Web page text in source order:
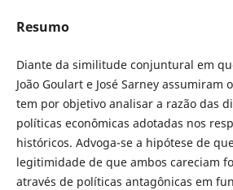
Resumo
Diante da similitude conjuntural em
João Goulart e José Sarney
tem por objetivo analisar a razão das
políticas econômicas adotadas nos
históricos. Advoga-se a hipótese de
legitimidade de que ambos careciam
através de políticas antagônicas em